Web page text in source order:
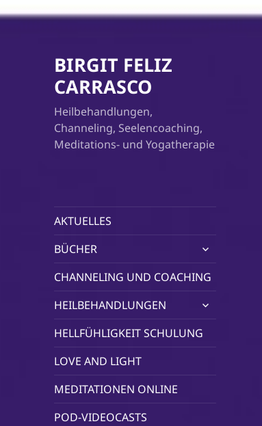
BIRGIT FELIZ
CARRASCO
Heilbehandlungen,
Channeling, Seelencoaching,
Meditations- und Yogatherapie
AKTUELLES
BÜCHER
untermenü
CHANNELING UND COACHING
HEILBEHANDLUNGEN
untermenü
öffnen
HELLFÜHLIGKEIT SCHULUNG
LOVE AND LIGHT
MEDITATIONEN ONLINE
POD-VIDEOCASTS